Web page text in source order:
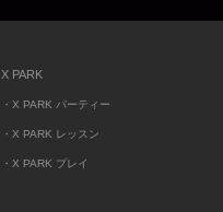
X PARK
・X PARK パーティー
・X PARK レッスン
・X PARK プレイ